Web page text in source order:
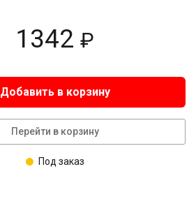
1342 ₽
Добавить в корзину
Перейти в корзину
Под заказ